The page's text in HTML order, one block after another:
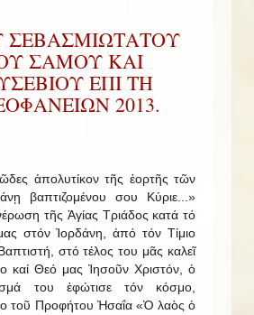
ΣΑΜΟΥ ΚΑΙ
ΕΠΙ ΤΗ
2013.
ἀπολυτίκον τῆς ἑορτῆς τῶν
βαπτιζομένου σου Κύριε...»
τῆς Ἁγίας Τριάδος κατά τό
στόν Ἰορδάνη, ἀπό τόν Τίμιο
στό τέλος του μᾶς καλεῖ
καί Θεό μας Ἰησοῦν Χριστόν, ὁ
του ἐφώτισε τόν κόσμο,
τοῦ Προφήτου Ἠσαΐα «Ὁ λαὸς ὁ